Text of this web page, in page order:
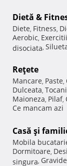
Dietă &
Diete, Fitness,
Aerobic,
disociata,
Reţete
Mancare, Paste,
Dulceata,
Maioneza, Pilaf,
Ce mancam azi
Casă şi
Mobila
Dormitoare,
singura, Gravide